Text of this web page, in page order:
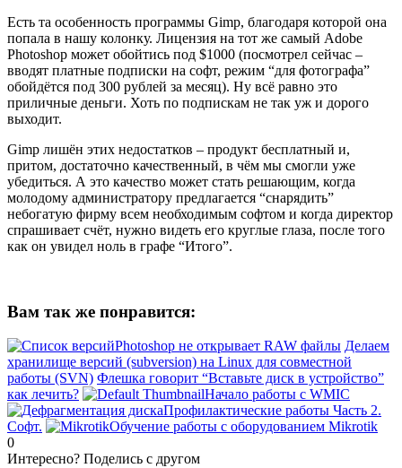
Есть та особенность программы Gimp, благодаря которой она
попала в нашу колонку. Лицензия на тот же самый Adobe
Photoshop может обойтись под $1000 (посмотрел сейчас –
вводят платные подписки на софт, режим “для фотографа”
обойдётся под 300 рублей за месяц). Ну всё равно это
приличные деньги. Хоть по подпискам не так уж и дорого
выходит.
Gimp лишён этих недостатков – продукт бесплатный и,
притом, достаточно качественный, в чём мы смогли уже
убедиться. А это качество может стать решающим, когда
молодому администратору предлагается “снарядить”
небогатую фирму всем необходимым софтом и когда директор
спрашивает счёт, нужно видеть его круглые глаза, после того
как он увидел ноль в графе “Итого”.
Вам так же понравится:
Photoshop не открывает RAW файлы Делаем
хранилище версий (subversion) на Linux для совместной
работы (SVN) Флешка говорит “Вставьте диск в устройство”
как лечить?
Начало работы с WMIC
Профилактические работы Часть 2.
Софт.
Обучение работы с оборудованием Mikrotik
0
Интересно? Поделись с другом